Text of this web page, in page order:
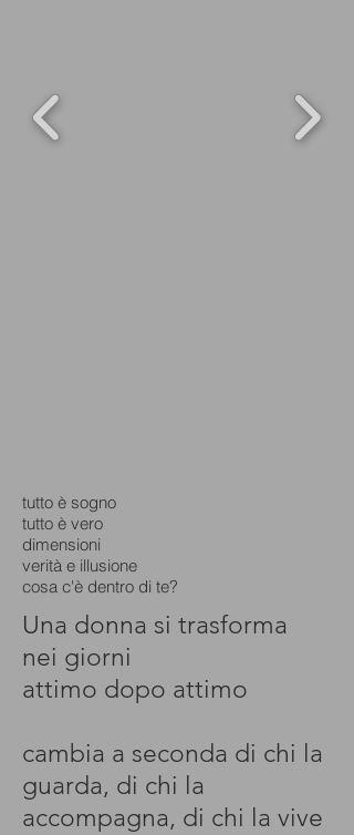
tutto è sogno
tutto è vero
dimensioni
verità e illusione
cosa c'è dentro di te?
Una donna si trasforma
nei giorni
attimo dopo attimo
cambia a seconda di chi la
guarda, di chi la
accompagna, di chi la vive